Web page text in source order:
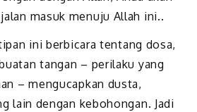
masuk menuju Allah ini..
ini berbicara tentang dosa,
tangan – perilaku yang
– mengucapkan dusta,
lain dengan kebohongan. Jadi